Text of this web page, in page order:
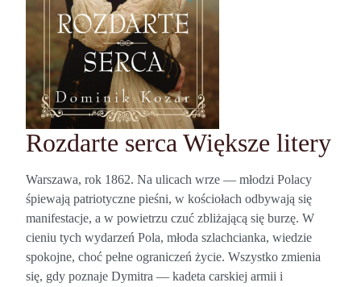
Rozdarte serca Większe litery
Warszawa, rok 1862. Na ulicach wrze — młodzi Polacy
śpiewają patriotyczne pieśni, w kościołach odbywają się
manifestacje, a w powietrzu czuć zbliżającą się burzę. W
cieniu tych wydarzeń Pola, młoda szlachcianka, wiedzie
spokojne, choć pełne ograniczeń życie. Wszystko zmienia
się, gdy poznaje Dymitra — kadeta carskiej armii i